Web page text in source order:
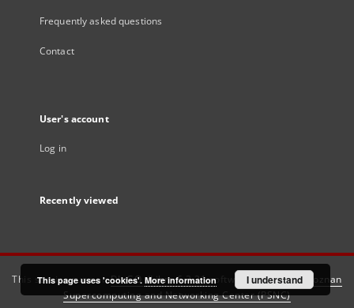
Frequently asked questions
Contact
User's account
Log in
Recently viewed
This service runs onDInGO dLibra 6.3.21software created by
Poznan
Supercomputing and Networking Center (PSNC)
This page uses 'cookies'. More information I understand